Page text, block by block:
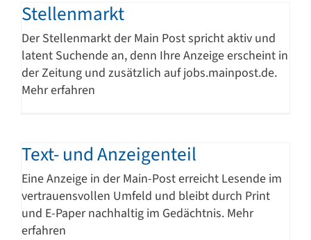
Stellenmarkt
Der Stellenmarkt der Main Post spricht aktiv und
latent Suchende an, denn Ihre Anzeige erscheint in
der Zeitung und zusätzlich auf jobs.mainpost.de.
Mehr erfahren
Text- und Anzeigenteil
Eine Anzeige in der Main-Post erreicht Lesende im
vertrauensvollen Umfeld und bleibt durch Print
und E-Paper nachhaltig im Gedächtnis. Mehr
erfahren